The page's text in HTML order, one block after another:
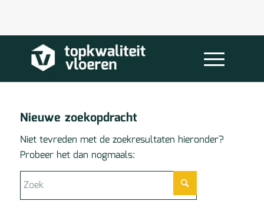
Nieuwe zoekopdracht
Niet tevreden met de zoekresultaten hieronder?
Probeer het dan nogmaals: